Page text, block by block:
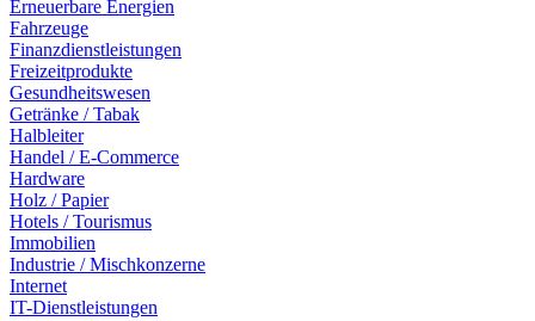
Erneuerbare Energien
Fahrzeuge
Finanzdienstleistungen
Freizeitprodukte
Gesundheitswesen
Getränke / Tabak
Halbleiter
Handel / E-Commerce
Hardware
Holz / Papier
Hotels / Tourismus
Immobilien
Industrie / Mischkonzerne
Internet
IT-Dienstleistungen